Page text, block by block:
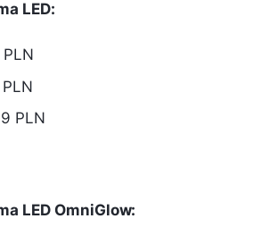
LED:
PLN
LED OmniGlow: